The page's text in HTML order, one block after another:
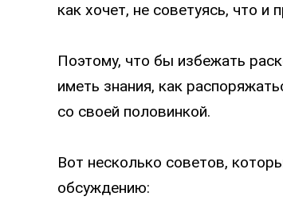
как хочет, не советуясь, что
Поэтому, что бы избежать
иметь знания, как
со своей половинкой.
Вот несколько советов,
обсуждению: